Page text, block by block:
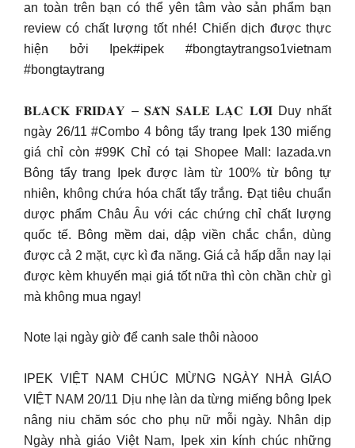
an toàn trên bạn có thể yên tâm vào sản phẩm bạn
review có chất lượng tốt nhé! Chiến dịch được thực
hiện bởi Ipek#ipek #bongtaytrangso1vietnam
#bongtaytrang
𝐁𝐋𝐀𝐂𝐊 𝐅𝐑𝐈𝐃𝐀𝐘 – 𝐒𝐀̆𝐍 𝐒𝐀𝐋𝐄 𝐋𝐀̣𝐂 𝐋𝐎̂́𝐈 Duy nhất
ngày 26/11 #Combo 4 bông tẩy trang Ipek 130 miếng
giá chỉ còn #99K Chỉ có tại Shopee Mall: lazada.vn
Bông tẩy trang Ipek được làm từ 100% từ bông tự
nhiên, không chứa hóa chất tẩy trắng. Đạt tiêu chuẩn
dược phẩm Châu Âu với các chứng chỉ chất lượng
quốc tế. Bông mềm dai, dập viền chắc chắn, dùng
được cả 2 mặt, cực kì đa năng. Giá cả hấp dẫn nay lại
được kèm khuyến mại giá tốt nữa thì còn chần chừ gì
mà không mua ngay!
Note lại ngày giờ để canh sale thôi nàooo
IPEK VIỆT NAM CHÚC MỪNG NGÀY NHÀ GIÁO
VIỆT NAM 20/11 Dịu nhẹ làn da từng miếng bông Ipek
nâng niu chăm sóc cho phụ nữ mỗi ngày. Nhân dịp
Ngày nhà giáo Việt Nam, Ipek xin kính chúc những